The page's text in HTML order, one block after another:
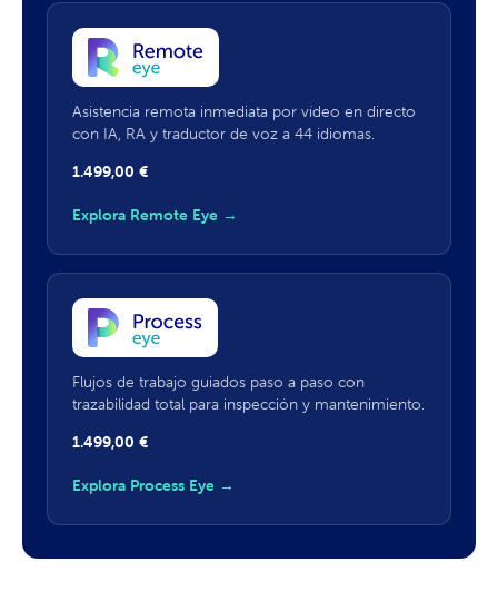
Asistencia remota inmediata por vídeo en directo
con IA, RA y traductor de voz a 44 idiomas.
1.499,00 €
Explora Remote Eye →
Flujos de trabajo guiados paso a paso con
trazabilidad total para inspección y mantenimiento.
1.499,00 €
Explora Process Eye →